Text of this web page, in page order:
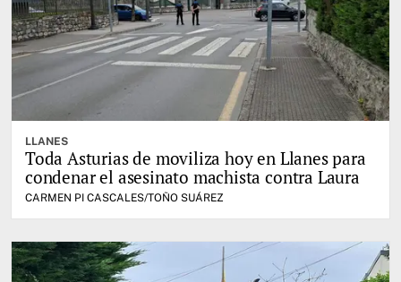
LLANES
Toda Asturias de moviliza hoy en Llanes para
condenar el asesinato machista contra Laura
CARMEN PI CASCALES/TOÑO SUÁREZ